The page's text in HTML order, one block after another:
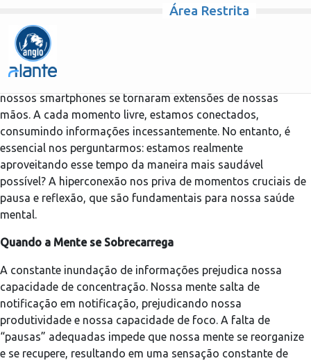
Pular para o conteúdo
Área Restrita
Já faz um tempo que vivemos em uma era digital, na qual
nossos smartphones se tornaram extensões de nossas
mãos. A cada momento livre, estamos conectados,
consumindo informações incessantemente. No entanto, é
essencial nos perguntarmos: estamos realmente
aproveitando esse tempo da maneira mais saudável
possível? A hiperconexão nos priva de momentos cruciais de
pausa e reflexão, que são fundamentais para nossa saúde
mental.
Quando a Mente se Sobrecarrega
A constante inundação de informações prejudica nossa
capacidade de concentração. Nossa mente salta de
notificação em notificação, prejudicando nossa
produtividade e nossa capacidade de foco. A falta de
“pausas” adequadas impede que nossa mente se reorganize
e se recupere, resultando em uma sensação constante de